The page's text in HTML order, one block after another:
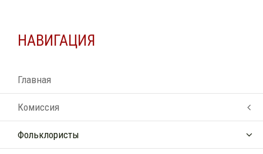
НАВИГАЦИЯ
Главная
Комиссия
Фольклористы